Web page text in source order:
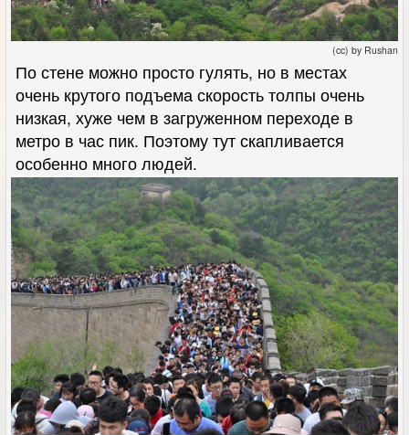
(cc) by Rushan
По стене можно просто гулять, но в местах
очень крутого подъема скорость толпы очень
низкая, хуже чем в загруженном переходе в
метро в час пик. Поэтому тут скапливается
особенно много людей.